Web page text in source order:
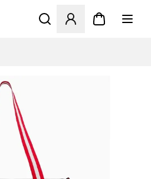
Åbner en Modal til at